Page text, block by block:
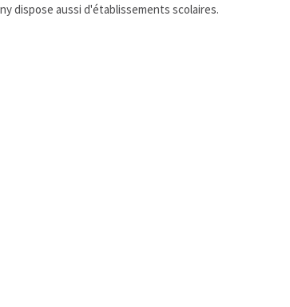
dispose aussi d'établissements scolaires.